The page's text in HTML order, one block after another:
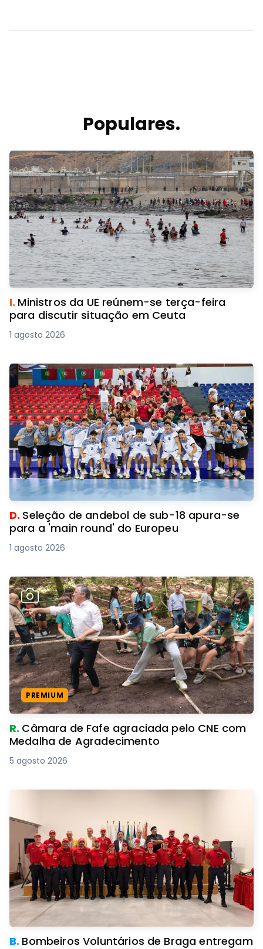
Populares.
I. Ministros da UE reúnem-se terça-feira
para discutir situação em Ceuta
1 agosto 2026
D. Seleção de andebol de sub-18 apura-se
para a 'main round' do Europeu
1 agosto 2026
PREMIUM
R. Câmara de Fafe agraciada pelo CNE com
Medalha de Agradecimento
5 agosto 2026
B. Bombeiros Voluntários de Braga entregam